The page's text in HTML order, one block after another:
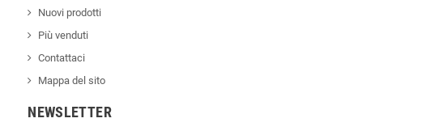
Nuovi prodotti
Più venduti
Contattaci
Mappa del sito
NEWSLETTER